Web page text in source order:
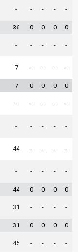
- - - - -
36 0 0 0 0
- - - - -
7 - - - -
7 0 0 0 0
- - - - -
- - - - -
44 - - - -
- - - - -
44 0 0 0 0
31 - - - -
31 0 0 0 0
45 - - - -